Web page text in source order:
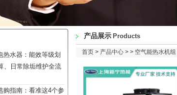
热水器：能效等级划
、日常除垢维护全流
购指南：看准这4个参
产品展示 Products
首页 > 产品中心 > > 空气能热水机组